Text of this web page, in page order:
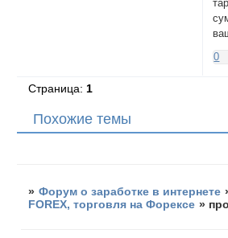
0
Страница: 1
Похожие темы
» Форум о заработке в интернете
FOREX, торговля на Форексе »